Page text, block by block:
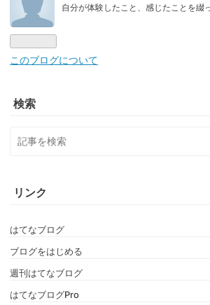
なブ
自分が体験したこと、感じたことを綴
このブログについて
検索
リンク
はてなブログ
ブログをはじめる
週刊はてなブログ
はてなブログPro